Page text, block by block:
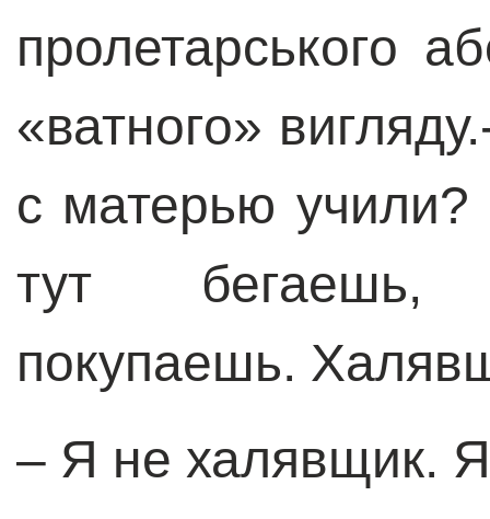
пролетарського
«ватного»
с матерью
тут бегаешь,
покупаешь.
– Я не халявщик.